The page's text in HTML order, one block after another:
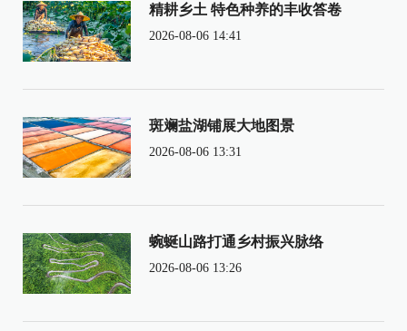
精耕乡土 特色种养的丰收答卷
2026-08-06 14:41
斑斓盐湖铺展大地图景
2026-08-06 13:31
蜿蜒山路打通乡村振兴脉络
2026-08-06 13:26